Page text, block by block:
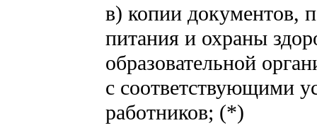
в) копии документов,
питания и охраны
образовательной
с соответствующими
работников; (*)